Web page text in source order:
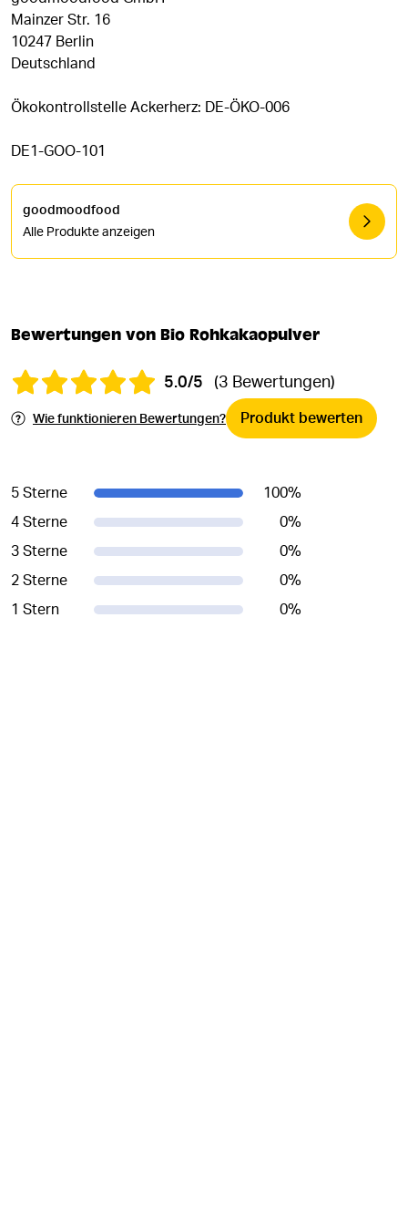
Mainzer Str. 16
10247 Berlin
Deutschland
Ökokontrollstelle Ackerherz: DE-ÖKO-006
DE1-GOO-101
goodmoodfood
Alle Produkte anzeigen
Bewertungen von Bio Rohkakaopulver
5.0/5 (3 Bewertungen)
Wie funktionieren Bewertungen? Produkt bewerten
5 Sterne 100%
4 Sterne
0%
3 Sterne
0%
2 Sterne
0%
1 Stern
0%